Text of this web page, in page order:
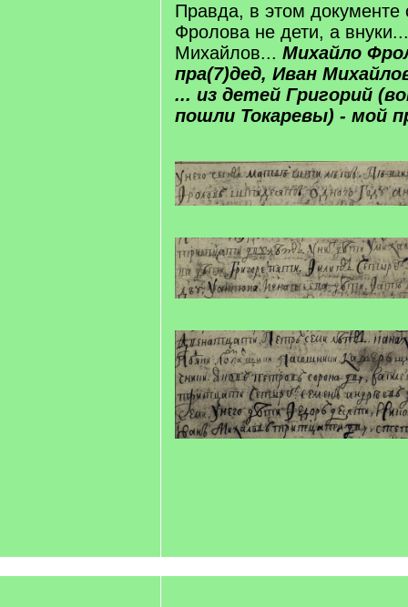
Правда, в этом
Фролова не дети, а
Михайлов... Михайло
пра(7)дед, Иван
... из детей Григорий
пошли Токаревы) - мой